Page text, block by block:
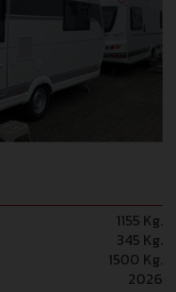
1155 Kg.
345 Kg.
1500 Kg.
2026